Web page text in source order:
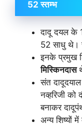
52 स्तम्भ
दादू दयल के
52 साधु थे।
इनके प्रमुख
मिस्किनदास
संत
नव्हरिजी को
बनाकर
अन्य शिष्यों